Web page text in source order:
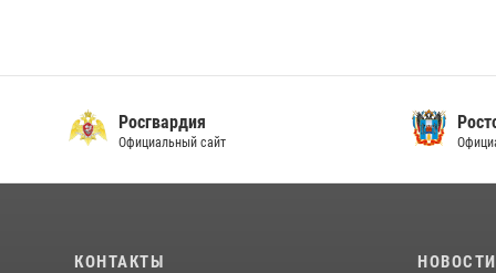
Росгвардия
Официальный сайт
КОНТАКТЫ НОВОСТИ